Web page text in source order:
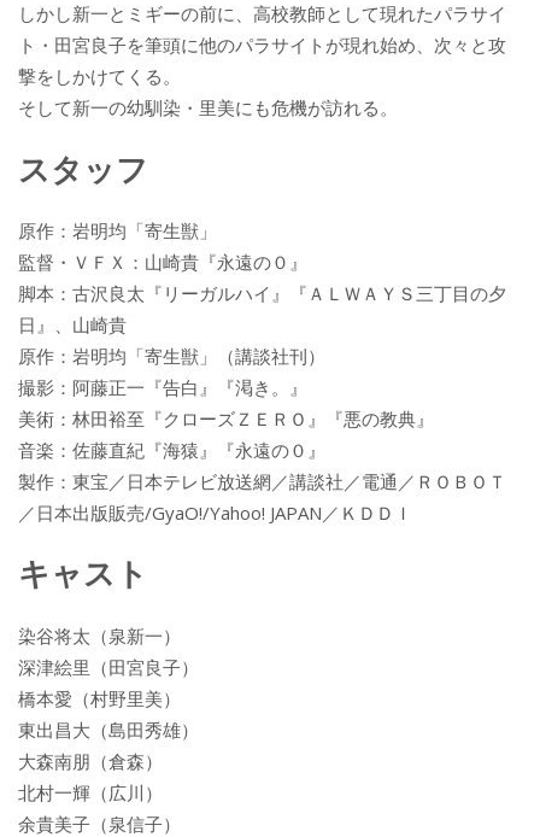
しかし新一とミギーの前に、高校教師として現れたパラサイ
ト・田宮良子を筆頭に他のパラサイトが現れ始め、次々と攻
撃をしかけてくる。
そして新一の幼馴染・里美にも危機が訪れる。
スタッフ
原作：岩明均「寄生獣」
監督・ＶＦＸ：山崎貴『永遠の０』
脚本：古沢良太『リーガルハイ』『ＡＬＷＡＹＳ三丁目の夕
日』、山崎貴
原作：岩明均「寄生獣」（講談社刊）
撮影：阿藤正一『告白』『渇き。』
美術：林田裕至『クローズＺＥＲＯ』『悪の教典』
音楽：佐藤直紀『海猿』『永遠の０』
製作：東宝／日本テレビ放送網／講談社／電通／ＲＯＢＯＴ
／日本出版販売/GyaO!/Yahoo! JAPAN／ＫＤＤＩ
キャスト
染谷将太（泉新一）
深津絵里（田宮良子）
橋本愛（村野里美）
東出昌大（島田秀雄）
大森南朋（倉森）
北村一輝（広川）
余貴美子（泉信子）